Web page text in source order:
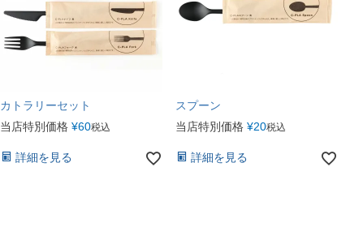
カトラリーセット
当店特別価格 ¥60税込
詳細を見る
スプーン
当店特別価格 ¥20税込
詳細を見る